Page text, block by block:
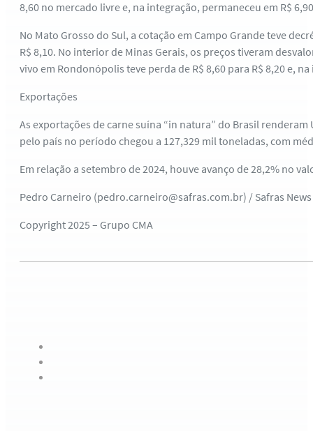
8,60 no mercado livre e, na integração, permaneceu em R$
No Mato Grosso do Sul, a cotação em Campo Grande teve
R$ 8,10. No interior de Minas Gerais, os preços tiveram
vivo em Rondonópolis teve perda de R$ 8,60 para R$ 8,20 e,
Exportações
As exportações de carne suína “in natura” do Brasil
pelo país no período chegou a 127,329 mil toneladas, com
Em relação a setembro de 2024, houve avanço de 28,2% no
Pedro Carneiro (pedro.carneiro@safras.com.br) / Safras News
Copyright 2025 – Grupo CMA